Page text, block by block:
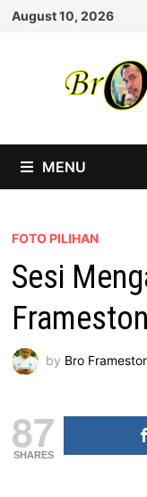
Skip
August 10, 2026
MENU
FOTO PILIHAN
Sesi
by Bro
87
SHARES